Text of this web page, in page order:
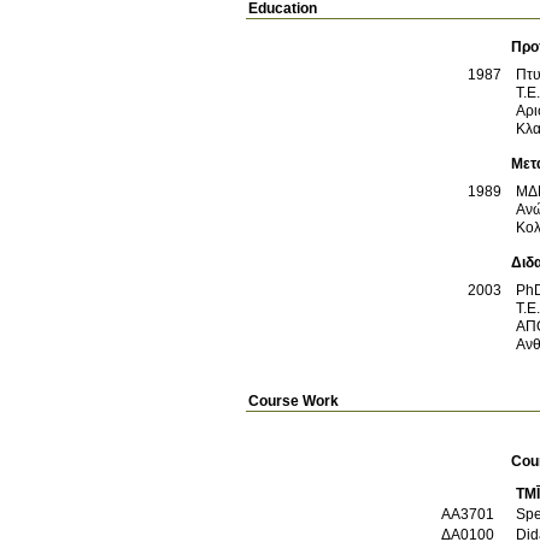
Education
1987
1989
2003
Course Work
ΑΑ3701
ΔΑ0100